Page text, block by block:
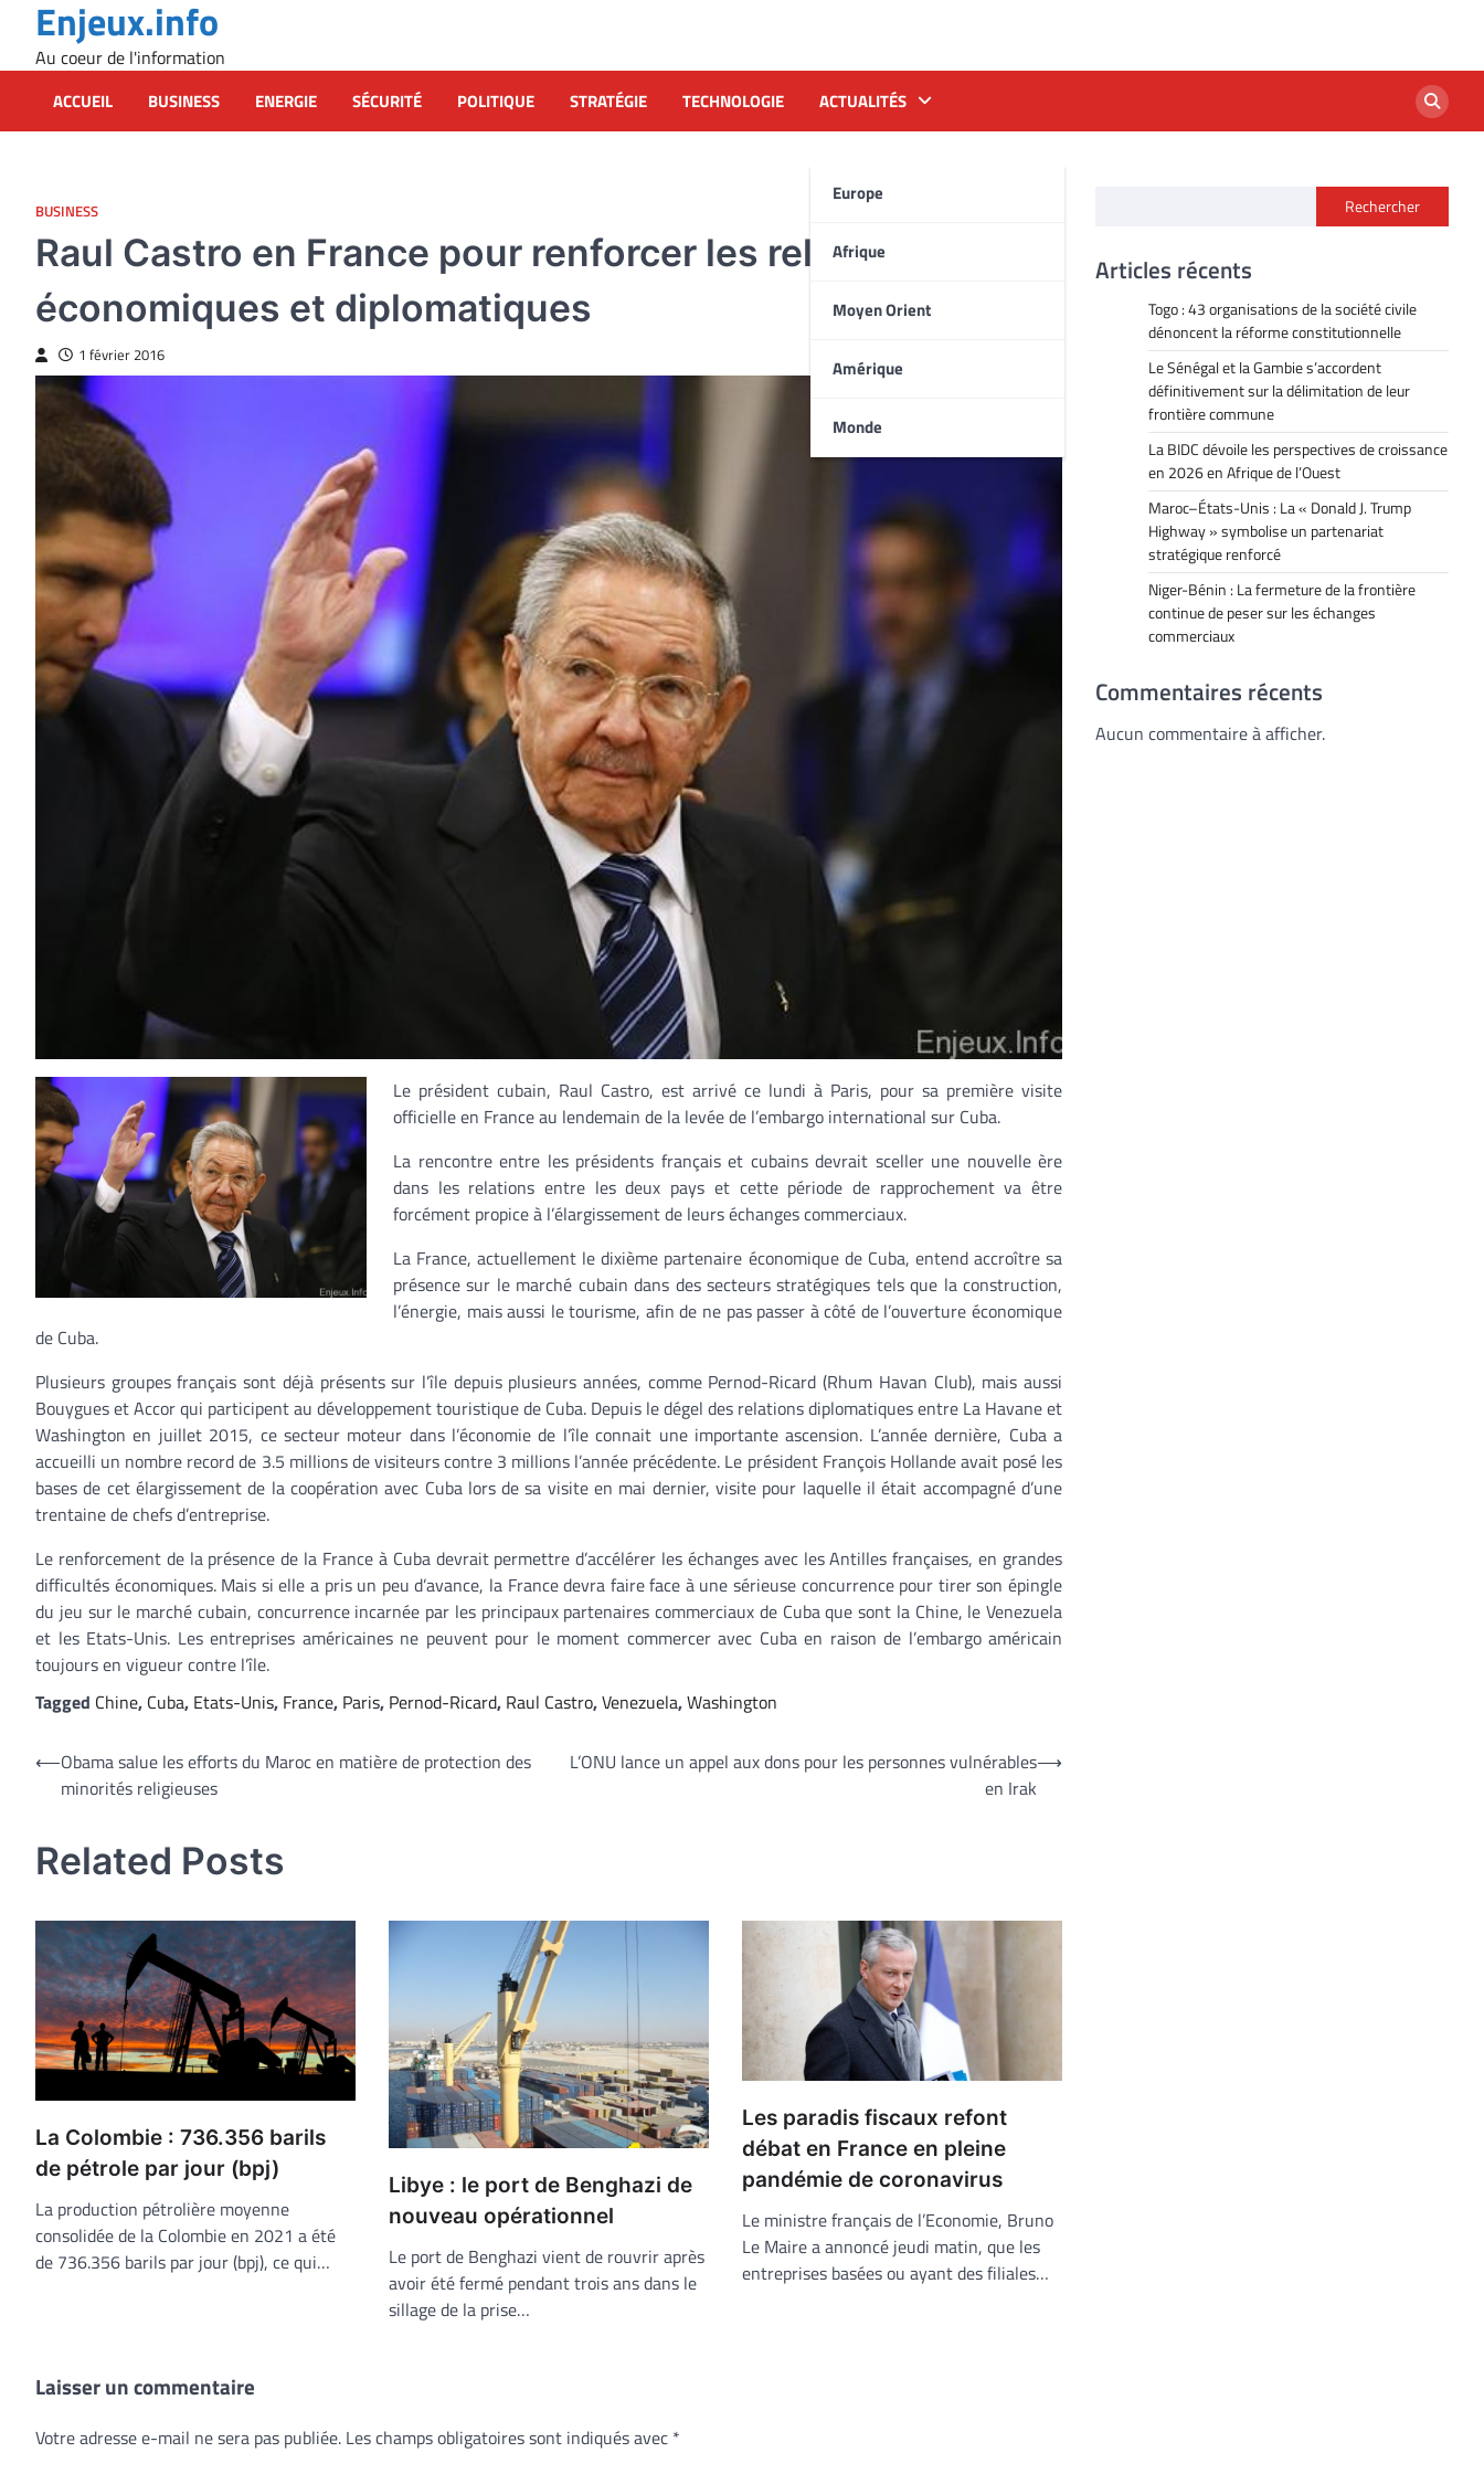
content
Enjeux.info
Au coeur de l'information
ACCUEIL BUSINESS ENERGIE SÉCURITÉ POLITIQUE STRATÉGIE TECHNOLOGIE ACTUALITÉS
Europe
Afrique
Moyen Orient
Amérique
Monde
BUSINESS
Raul Castro en France pour renforcer les relations
économiques et diplomatiques
1 février 2016
Le président cubain, Raul Castro, est arrivé ce lundi à Paris, pour sa première visite
officielle en France au lendemain de la levée de l’embargo international sur Cuba.
La rencontre entre les présidents français et cubains devrait sceller une nouvelle ère
dans les relations entre les deux pays et cette période de rapprochement va être
forcément propice à l’élargissement de leurs échanges commerciaux.
La France, actuellement le dixième partenaire économique de Cuba, entend accroître sa
présence sur le marché cubain dans des secteurs stratégiques tels que la construction,
l’énergie, mais aussi le tourisme, afin de ne pas passer à côté de l’ouverture économique
de Cuba.
Plusieurs groupes français sont déjà présents sur l’île depuis plusieurs années, comme Pernod-Ricard (Rhum Havan Club), mais aussi
Bouygues et Accor qui participent au développement touristique de Cuba. Depuis le dégel des relations diplomatiques entre La Havane et
Washington en juillet 2015, ce secteur moteur dans l’économie de l’île connait une importante ascension. L’année dernière, Cuba a
accueilli un nombre record de 3.5 millions de visiteurs contre 3 millions l’année précédente. Le président François Hollande avait posé les
bases de cet élargissement de la coopération avec Cuba lors de sa visite en mai dernier, visite pour laquelle il était accompagné d’une
trentaine de chefs d’entreprise.
Le renforcement de la présence de la France à Cuba devrait permettre d’accélérer les échanges avec les Antilles françaises, en grandes
difficultés économiques. Mais si elle a pris un peu d’avance, la France devra faire face à une sérieuse concurrence pour tirer son épingle
du jeu sur le marché cubain, concurrence incarnée par les principaux partenaires commerciaux de Cuba que sont la Chine, le Venezuela
et les Etats-Unis. Les entreprises américaines ne peuvent pour le moment commercer avec Cuba en raison de l’embargo américain
toujours en vigueur contre l’île.
Tagged Chine, Cuba, Etats-Unis, France, Paris, Pernod-Ricard, Raul Castro,Venezuela,Washington
Navigation
⟵Obama salue les efforts du Maroc en matière de protection des
minorités religieuses
L’ONU lance un appel aux dons pour les personnes vulnérables
en Irak
⟶
Related Posts
La Colombie : 736.356 barils
de pétrole par jour (bpj)
La production pétrolière moyenne
consolidée de la Colombie en 2021 a été
de 736.356 barils par jour (bpj), ce qui…
Libye : le port de Benghazi de
nouveau opérationnel
Le port de Benghazi vient de rouvrir après
avoir été fermé pendant trois ans dans le
sillage de la prise…
Les paradis fiscaux refont
débat en France en pleine
pandémie de coronavirus
Le ministre français de l’Economie, Bruno
Le Maire a annoncé jeudi matin, que les
entreprises basées ou ayant des filiales…
Laisser un commentaire
Votre adresse e-mail ne sera pas publiée. Les champs obligatoires sont indiqués avec *
Rechercher
Articles récents
Togo : 43 organisations de la société civile
dénoncent la réforme constitutionnelle
Le Sénégal et la Gambie s’accordent
définitivement sur la délimitation de leur
frontière commune
La BIDC dévoile les perspectives de croissance
en 2026 en Afrique de l’Ouest
Maroc–États-Unis : La « Donald J. Trump
Highway » symbolise un partenariat
stratégique renforcé
Niger-Bénin : La fermeture de la frontière
continue de peser sur les échanges
commerciaux
Commentaires récents
Aucun commentaire à afficher.